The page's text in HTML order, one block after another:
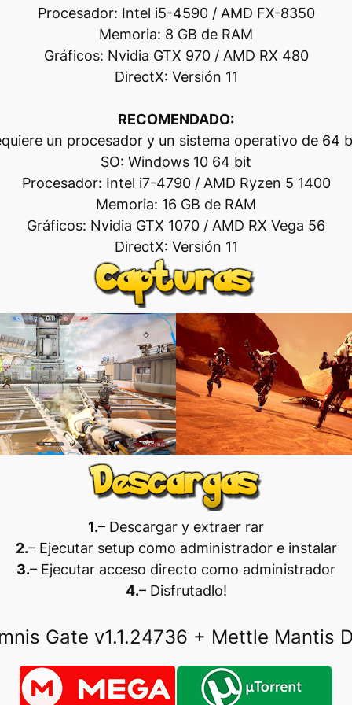
Procesador: Intel i5-4590 / AMD FX-8350
Memoria: 8 GB de RAM
Gráficos: Nvidia GTX 970 / AMD RX 480
DirectX: Versión 11
RECOMENDADO:
un procesador y un sistema operativo de 64
SO: Windows 10 64 bit
Procesador: Intel i7-4790 / AMD Ryzen 5 1400
Memoria: 16 GB de RAM
Gráficos: Nvidia GTX 1070 / AMD RX Vega 56
DirectX: Versión 11
1.– Descargar y extraer rar
2.– Ejecutar setup como administrador e instalar
3.– Ejecutar acceso directo como administrador
4.– Disfrutadlo!
Gate v1.1.24736 + Mettle Mantis